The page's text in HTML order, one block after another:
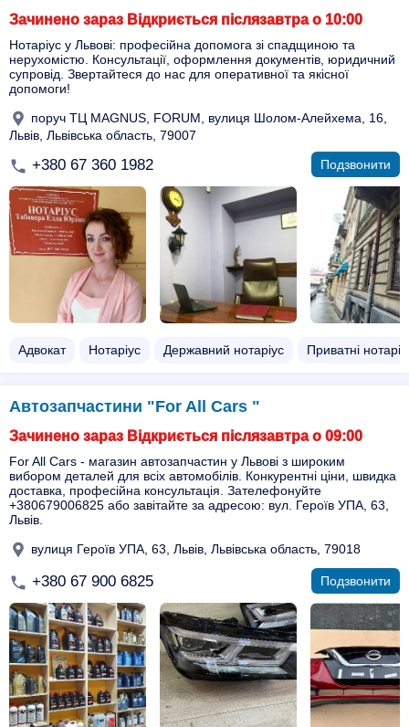
Зачинено зараз Відкриється післязавтра о 10:00
Нотаріус у Львові: професійна допомога зі спадщиною та
нерухомістю. Консультації, оформлення документів, юридичний
супровід. Звертайтеся до нас для оперативної та якісної
допомоги!
поруч ТЦ МAGNUS, FORUM, вулиця Шолом-Алейхема, 16,
Львів, Львівська область, 79007
+380 67 360 1982 Подзвонити
Адвокат Нотаріус Державний нотаріус Приватні
Автозапчастини "For All Cars "
Зачинено зараз Відкриється післязавтра о 09:00
For All Cars - магазин автозапчастин у Львові з широким
вибором деталей для всіх автомобілів. Конкурентні ціни, швидка
доставка, професійна консультація. Зателефонуйте
+380679006825 або завітайте за адресою: вул. Героїв УПА, 63,
Львів.
вулиця Героїв УПА, 63, Львів, Львівська область, 79018
+380 67 900 6825 Подзвонити